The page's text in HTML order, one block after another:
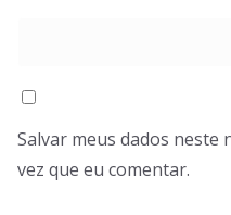
Salvar meus dados neste
vez que eu comentar.